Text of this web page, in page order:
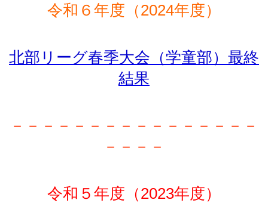
令和６年度（2024年度）
北部リーグ春季大会（学童部）最終
結果
－－－－－－－－－－－－－－－－
－－－－
令和５年度（2023年度）